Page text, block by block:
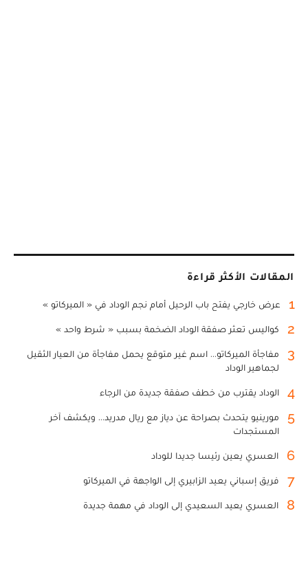
المقالات الأكثر قراءة
1 عرض خارجي يفتح باب الرحيل أمام نجم الوداد في « الميركاتو »
2 كواليس تعثر صفقة الوداد الضخمة بسبب « شرط واحد »
3
مفاجأة الميركاتو... اسم غير متوقع يحمل مفاجأة من العيار الثقيل
لجماهير الوداد
4 الوداد يقترب من خطف صفقة جديدة من الرجاء
5
مورينيو يتحدث بصراحة عن دياز مع ريال مدريد... ويكشف آخر
المستجدات
6 العسري يعين رئيسا جديدا للوداد
7 فريق إسباني يعيد الزابيري إلى الواجهة في الميركاتو
8 العسري يعيد السعيدي إلى الوداد في مهمة جديدة